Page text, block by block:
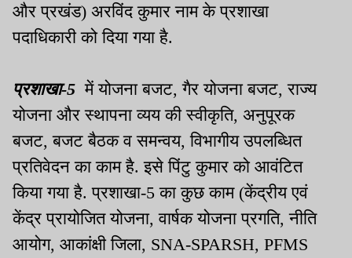
और प्रखंड) अरविंद कुमार नाम के प्रशाखा
पदाधिकारी को दिया गया है.
प्रशाखा-5 में योजना बजट, गैर योजना बजट, राज्य
योजना और स्थापना व्यय की स्वीकृति, अनुपूरक
बजट, बजट बैठक व समन्वय, विभागीय उपलब्धित
प्रतिवेदन का काम है. इसे पिंटु कुमार को आवंटित
किया गया है. प्रशाखा-5 का कुछ काम (केंद्रीय एवं
केंद्र प्रायोजित योजना, वार्षक योजना प्रगति, नीति
आयोग, आकांक्षी जिला, SNA-SPARSH, PFMS